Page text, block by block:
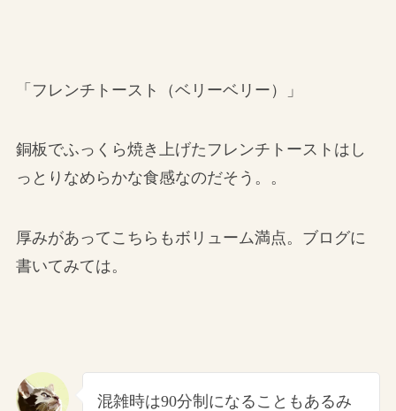
「フレンチトースト（ベリーベリー）」
銅板でふっくら焼き上げたフレンチトーストはし
っとりなめらかな食感なのだそう。。
厚みがあってこちらもボリューム満点。ブログに
書いてみては。
混雑時は90分制になることもあるみ